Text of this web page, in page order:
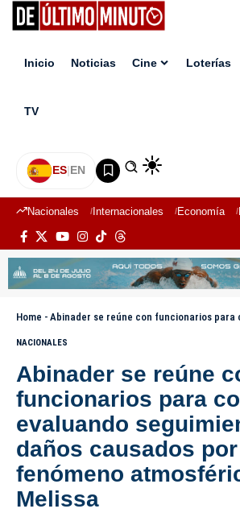
Inicio Noticias Cine Loterías
TV
ES|EN
Nacionales Internacionales Economía
Home - Abinader se reúne con funcionarios para continuar evaluando seguimiento a
NACIONALES
Abinader se reúne
funcionarios para
evaluando
daños causados por
fenómeno
Melissa